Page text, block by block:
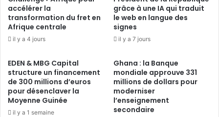
accélérer la
transformation du fret en
Afrique centrale
il y a 4 jours
grâce à une IA qui traduit
le web en langue des
signes
il y a 7 jours
EDEN & MBG Capital
structure un financement
de 300 millions d’euros
pour désenclaver la
Moyenne Guinée
il y a 1 semaine
Ghana : la Banque
mondiale approuve 331
millions de dollars pour
moderniser
l’enseignement
secondaire